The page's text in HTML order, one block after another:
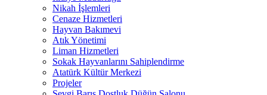
Nikah İşlemleri
Cenaze Hizmetleri
Hayvan Bakımevi
Atık Yönetimi
Liman Hizmetleri
Sokak Hayvanlarını Sahiplendirme
Atatürk Kültür Merkezi
Projeler